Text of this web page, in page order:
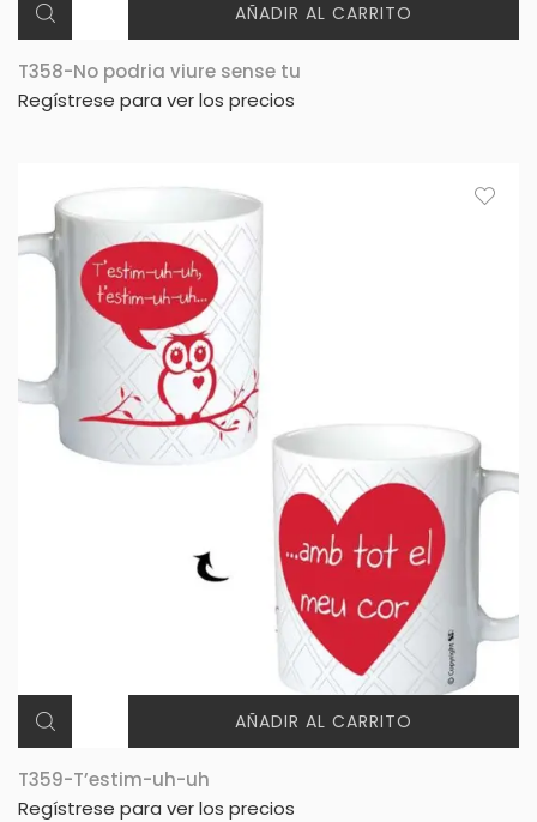
AÑADIR AL CARRITO
T358-No podria viure sense tu
Regístrese para ver los precios
AÑADIR AL CARRITO
T359-T’estim-uh-uh
Regístrese para ver los precios